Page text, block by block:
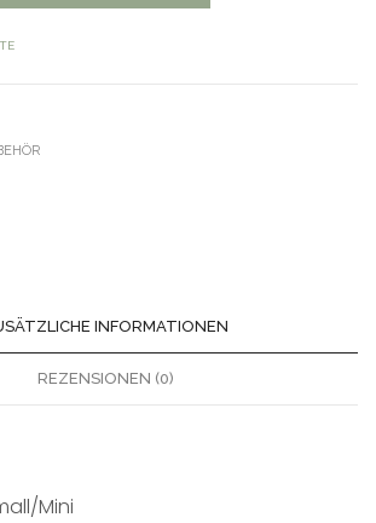
INFORMATIONEN
REZENSIONEN (0)
Mini